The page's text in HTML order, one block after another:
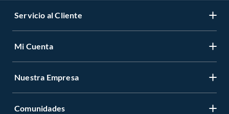
Servicio al Cliente
Mi Cuenta
Nuestra Empresa
Comunidades